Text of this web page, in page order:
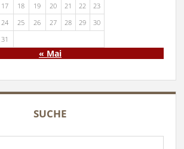
17
18 19 20 21 22
23
24
25 26 27 28 29
30
31
« Mai
SUCHE